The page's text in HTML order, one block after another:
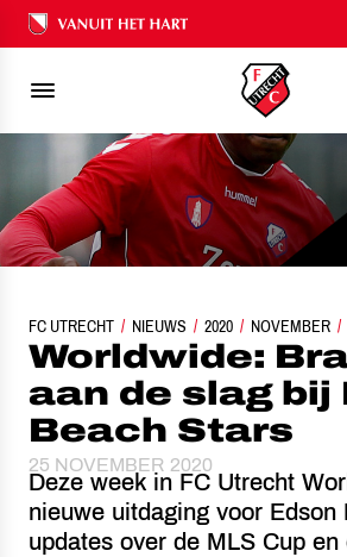
Ons nalatenschap
FC UTRECHT NIEUWS 2020 NOVEMBER
WORLDWIDE: BRAAFHEID AAN
Worldwide:
aan de slag bij
Beach Stars
25 NOVEMBER 2020
Deze week in FC Utrecht
nieuwe uitdaging voor Edson
updates over de MLS Cup